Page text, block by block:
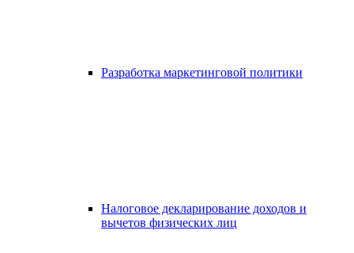
Разработка маркетинговой политики
Налоговое декларирование доходов и
вычетов физических лиц